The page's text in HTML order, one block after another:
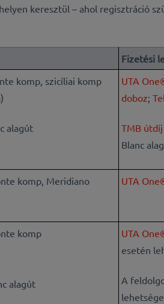
keresztül – ahol regisztráció
Fizetési
komp, szicíliai komp
alagút
UTA
doboz;
TMB
Blanc
komp, Meridiano
UTA
komp
alagút
UTA
esetén
A